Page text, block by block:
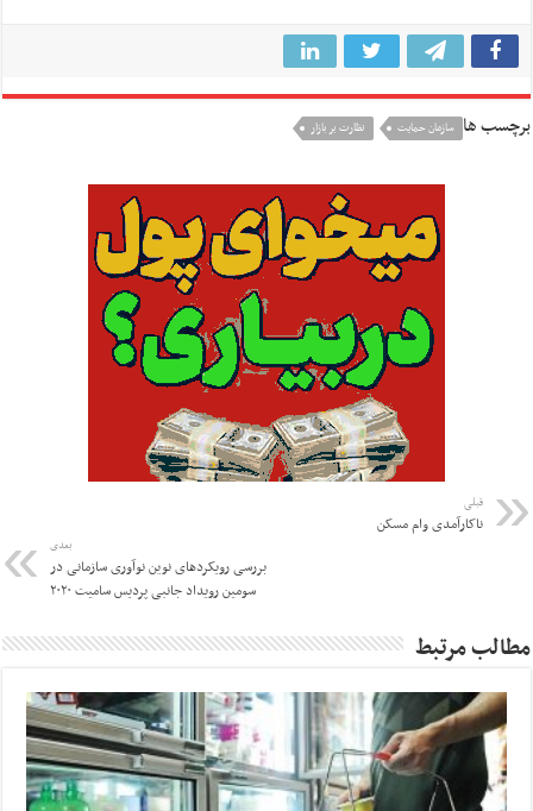
برچسب ها سازمان حمایت نظارت بر بازار
قبلی
ناکارآمدی وام مسکن
بعدی
بررسی رویکردهای نوین نوآوری سازمانی در
سومین رویداد جانبی پردیس سامیت ۲۰۲۰
مطالب مرتبط